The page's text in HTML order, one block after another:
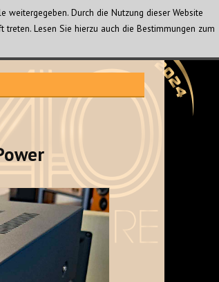
Durch die Nutzung dieser Website
Lesen Sie hierzu auch die Bestimmungen zum